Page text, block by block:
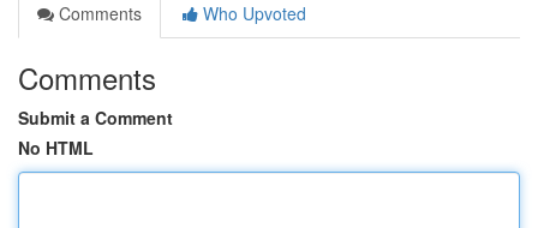
Comments
Who Upvoted
Comments
Submit a Comment
No HTML